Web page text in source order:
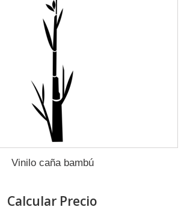
Vinilo caña bambú
Calcular Precio